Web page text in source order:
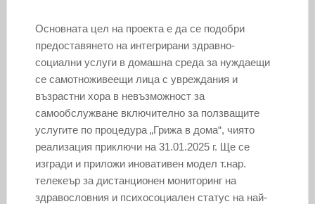
Основната цел на проекта е да се подобри
предоставянето на интегрирани здравно-
социални услуги в домашна среда за нуждаещи
се самотноживеещи лица с увреждания и
възрастни хора в невъзможност за
самообслужване включително за ползващите
услугите по процедура „Грижа в дома“, чиято
реализация приключи на 31.01.2025 г. Ще се
изгради и приложи иновативен модел т.нар.
телекеър за дистанционен мониторинг на
здравословния и психосоциален статус на най-